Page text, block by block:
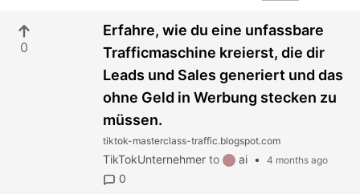
0
Erfahre, wie du eine unfassbare
Trafficmaschine kreierst, die dir
Leads und Sales generiert und das
ohne Geld in Werbung stecken zu
müssen.
tiktok-masterclass-traffic.blogspot.com
TikTokUnternehmer to ai • 4 months ago
0